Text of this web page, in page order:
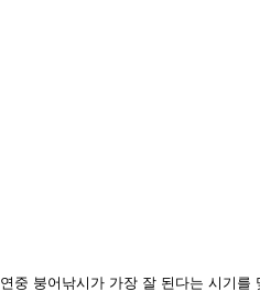
연중 붕어낚시가 가장 잘 된다는 시기를